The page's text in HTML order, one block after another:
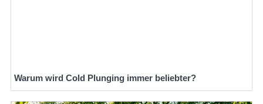
Warum wird Cold Plunging immer beliebter?